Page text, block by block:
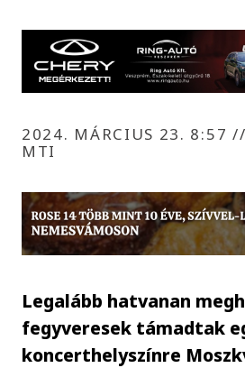
2024. MÁRCIUS 23. 8:57 //
MTI
Legalább hatvanan
fegyveresek támadtak
koncerthelyszínre